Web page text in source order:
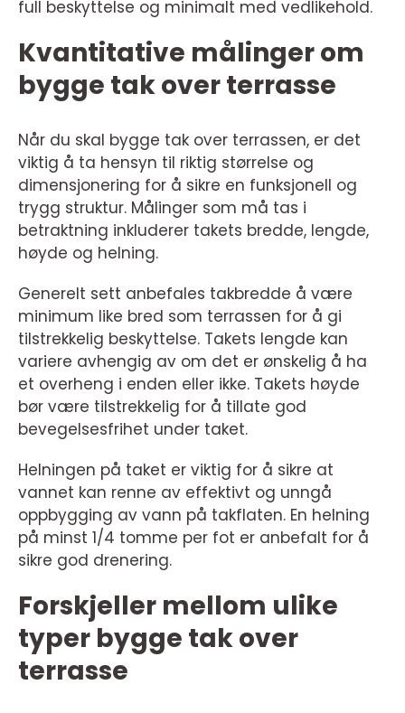
full beskyttelse og minimalt med vedlikehold.
Kvantitative målinger om
bygge tak over terrasse
Når du skal bygge tak over terrassen, er det
viktig å ta hensyn til riktig størrelse og
dimensjonering for å sikre en funksjonell og
trygg struktur. Målinger som må tas i
betraktning inkluderer takets bredde, lengde,
høyde og helning.
Generelt sett anbefales takbredde å være
minimum like bred som terrassen for å gi
tilstrekkelig beskyttelse. Takets lengde kan
variere avhengig av om det er ønskelig å ha
et overheng i enden eller ikke. Takets høyde
bør være tilstrekkelig for å tillate god
bevegelsesfrihet under taket.
Helningen på taket er viktig for å sikre at
vannet kan renne av effektivt og unngå
oppbygging av vann på takflaten. En helning
på minst 1/4 tomme per fot er anbefalt for å
sikre god drenering.
Forskjeller mellom ulike
typer bygge tak over
terrasse